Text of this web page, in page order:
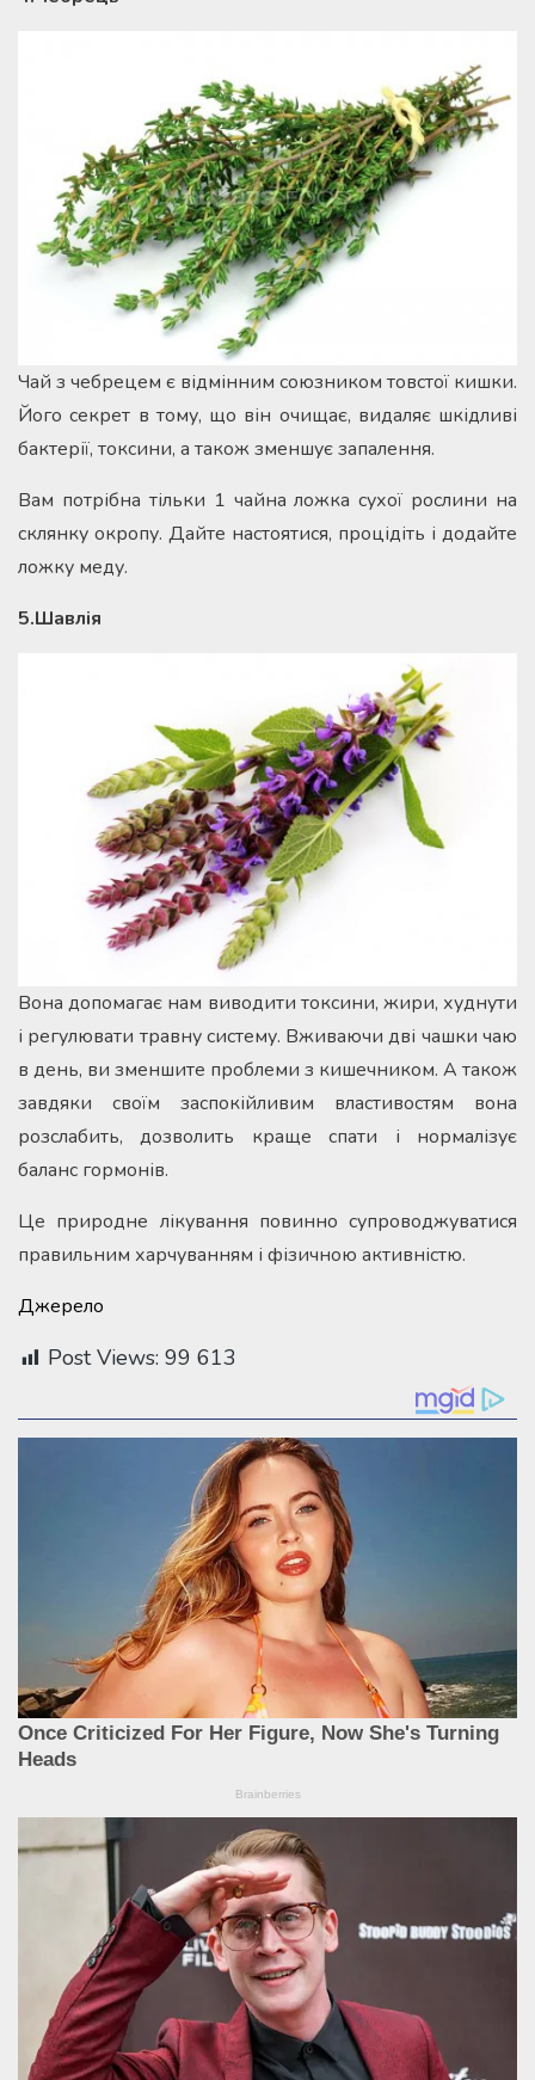
Чай з чебрецем є відмінним союзником товстої кишки.
Його секрет в тому, що він очищає, видаляє шкідливі
бактерії, токсини, а також зменшує запалення.
Вам потрібна тільки 1 чайна ложка сухої рослини на
склянку окропу. Дайте настоятися, процідіть і додайте
ложку меду.
5.Шавлія
Вона допомагає нам виводити токсини, жири, худнути
і регулювати травну систему. Вживаючи дві чашки чаю
в день, ви зменшите проблеми з кишечником. А також
завдяки своїм заспокійливим властивостям вона
розслабить, дозволить краще спати і нормалізує
баланс гормонів.
Це природне лікування повинно супроводжуватися
правильним харчуванням і фізичною активністю.
Джерело
Post Views: 99 613